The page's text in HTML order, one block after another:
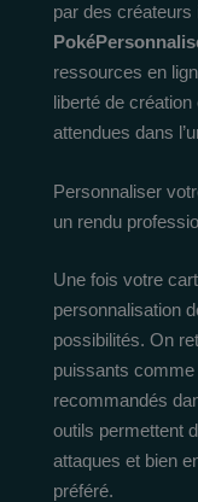
par des
ressources en
liberté de
attendues dans
Personnaliser
un rendu
Une fois votre
personnalisation
possibilités. On
puissants
recommandés
outils permettent
attaques et bien
préféré.